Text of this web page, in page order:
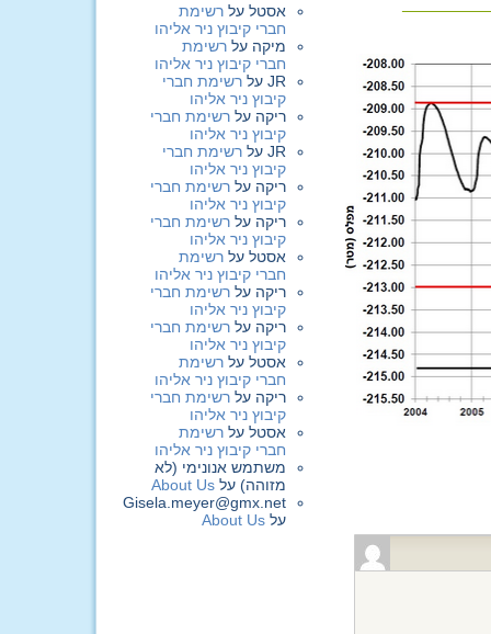
אסטל על רשימת
חברי קיבוץ ניר אליהו
מיקה על רשימת
חברי קיבוץ ניר אליהו
JR על רשימת חברי
קיבוץ ניר אליהו
ריקה על רשימת חברי
קיבוץ ניר אליהו
JR על רשימת חברי
קיבוץ ניר אליהו
ריקה על רשימת חברי
קיבוץ ניר אליהו
ריקה על רשימת חברי
קיבוץ ניר אליהו
אסטל על רשימת
חברי קיבוץ ניר אליהו
ריקה על רשימת חברי
קיבוץ ניר אליהו
ריקה על רשימת חברי
קיבוץ ניר אליהו
אסטל על רשימת
חברי קיבוץ ניר אליהו
ריקה על רשימת חברי
קיבוץ ניר אליהו
אסטל על רשימת
חברי קיבוץ ניר אליהו
משתמש אנונימי (לא
מזוהה) על About Us
Gisela.meyer@gmx.net
על About Us